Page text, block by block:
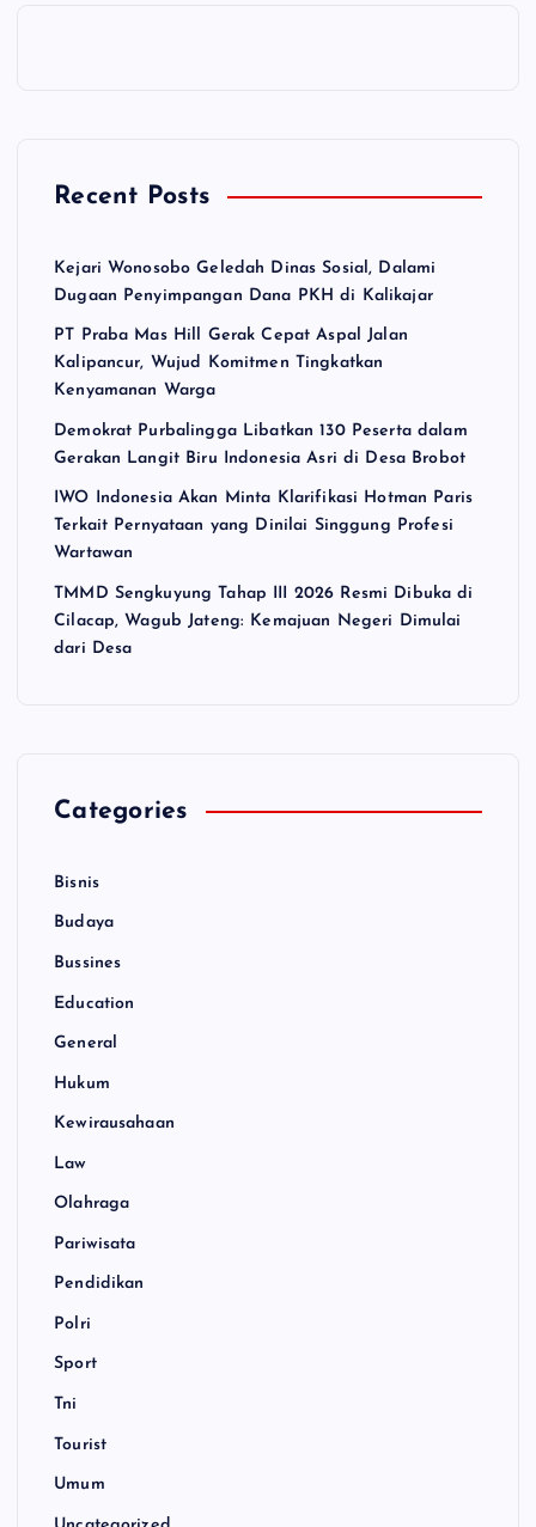
Recent Posts
Kejari Wonosobo Geledah Dinas Sosial, Dalami
Dugaan Penyimpangan Dana PKH di Kalikajar
PT Praba Mas Hill Gerak Cepat Aspal Jalan
Kalipancur, Wujud Komitmen Tingkatkan
Kenyamanan Warga
Demokrat Purbalingga Libatkan 130 Peserta dalam
Gerakan Langit Biru Indonesia Asri di Desa Brobot
IWO Indonesia Akan Minta Klarifikasi Hotman Paris
Terkait Pernyataan yang Dinilai Singgung Profesi
Wartawan
TMMD Sengkuyung Tahap III 2026 Resmi Dibuka di
Cilacap, Wagub Jateng: Kemajuan Negeri Dimulai
dari Desa
Categories
Bisnis
Budaya
Bussines
Education
General
Hukum
Kewirausahaan
Law
Olahraga
Pariwisata
Pendidikan
Polri
Sport
Tni
Tourist
Umum